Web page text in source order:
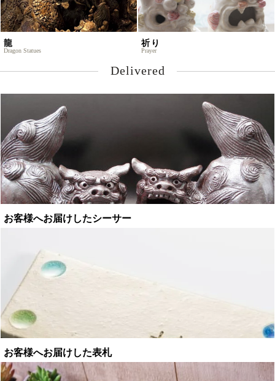
龍
Dragon Statues
祈り
Prayer
Delivered
お客様へお届けしたシーサー
お客様へお届けした表札